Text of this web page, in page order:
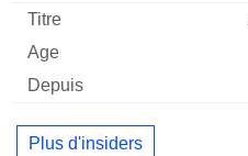
Plus d'insiders